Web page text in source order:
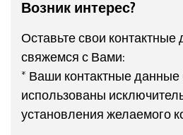
Возник интерес?
Оставьте свои
свяжемся с Вами:
* Ваши контактные данные
использованы
установления желаемого